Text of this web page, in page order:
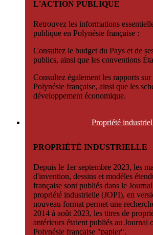
L'ACTION PUBLIQUE
Retrouvez les informations
publique en Polynésie française :
Consultez le budget du Pays et de
publics, ainsi que les conventions
Consultez également les rapports
Polynésie française, ainsi que les
développement économique.
Propriété
PROPRIÉTÉ INDUSTRIELLE
Depuis le 1er septembre 2023, les
d'invention, dessins et modèles
française sont publiés dans le
propriété industrielle (JOPI), en
nouveau format permet une
2014 à août 2023, les titres de
antérieurs étaient publiés au Journal
Polynésie française "papier".